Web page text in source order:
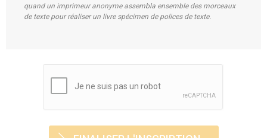
quand un imprimeur anonyme assembla ensemble des morceaux
de texte pour réaliser un livre spécimen de polices de texte.